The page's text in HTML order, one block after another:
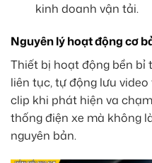
kinh doanh vận tải.
Nguyên lý hoạt động cơ
Thiết bị hoạt động bền bỉ
liên tục, tự động lưu
clip khi phát hiện va
thống điện xe mà không
nguyên bản.